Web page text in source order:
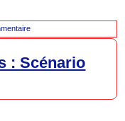
: Scénario